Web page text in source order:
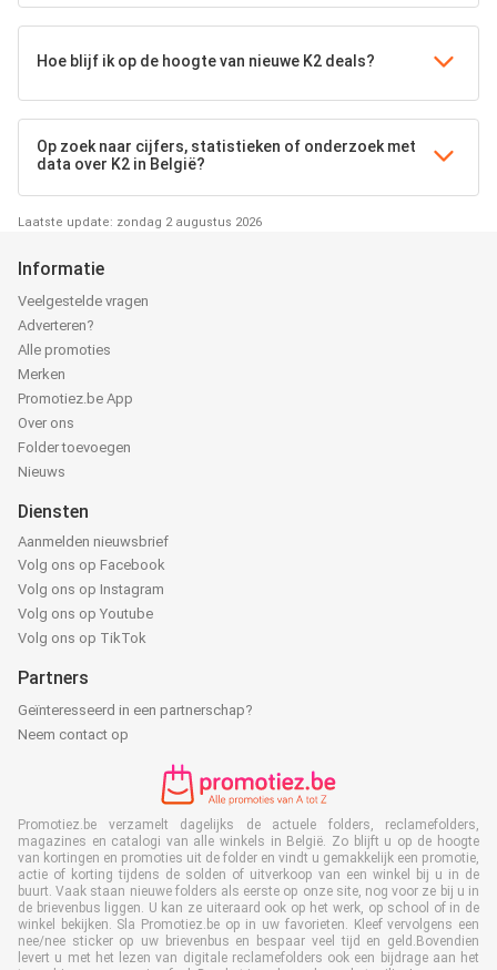
Hoe blijf ik op de hoogte van nieuwe K2 deals?
Op zoek naar cijfers, statistieken of onderzoek met
data over K2 in België?
Laatste update: zondag 2 augustus 2026
Informatie
Veelgestelde vragen
Adverteren?
Alle promoties
Merken
Promotiez.be App
Over ons
Folder toevoegen
Nieuws
Diensten
Aanmelden nieuwsbrief
Volg ons op Facebook
Volg ons op Instagram
Volg ons op Youtube
Volg ons op TikTok
Partners
Geïnteresseerd in een partnerschap?
Neem contact op
Promotiez.be verzamelt dagelijks de actuele folders, reclamefolders,
magazines en catalogi van alle winkels in België. Zo blijft u op de hoogte
van kortingen en promoties uit de folder en vindt u gemakkelijk een promotie,
actie of korting tijdens de solden of uitverkoop van een winkel bij u in de
buurt. Vaak staan nieuwe folders als eerste op onze site, nog voor ze bij u in
de brievenbus liggen. U kan ze uiteraard ook op het werk, op school of in de
winkel bekijken. Sla Promotiez.be op in uw favorieten. Kleef vervolgens een
nee/nee sticker op uw brievenbus en bespaar veel tijd en geld.Bovendien
levert u met het lezen van digitale reclamefolders ook een bijdrage aan het